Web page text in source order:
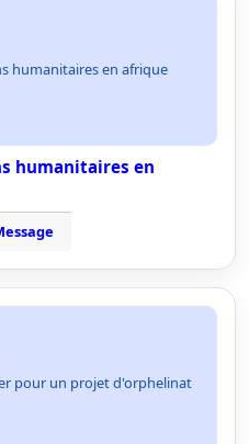
humanitaires en afrique
humanitaires en
pour un projet d'orphelinat